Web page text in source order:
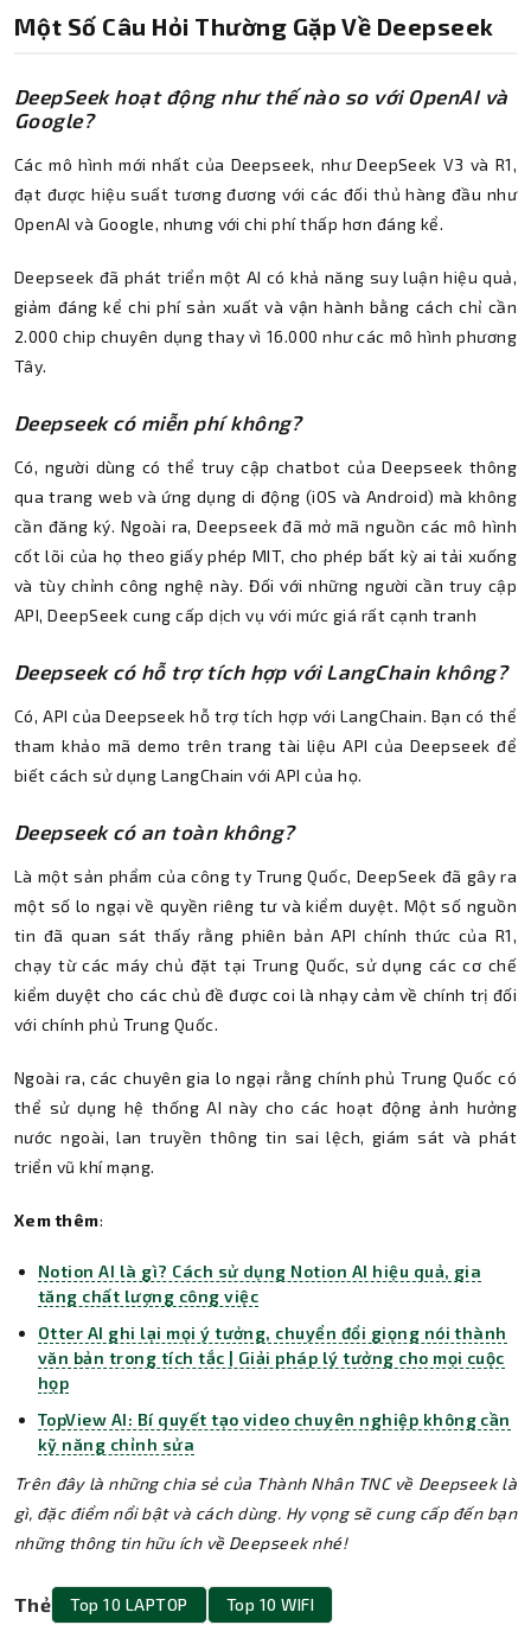
Một Số Câu Hỏi Thường Gặp Về Deepseek
DeepSeek hoạt động như thế nào so với OpenAI và
Google?
Các mô hình mới nhất của Deepseek, như DeepSeek V3 và R1,
đạt được hiệu suất tương đương với các đối thủ hàng đầu như
OpenAI và Google, nhưng với chi phí thấp hơn đáng kể.
Deepseek đã phát triển một AI có khả năng suy luận hiệu quả,
giảm đáng kể chi phí sản xuất và vận hành bằng cách chỉ cần
2.000 chip chuyên dụng thay vì 16.000 như các mô hình phương
Tây.
Deepseek có miễn phí không?
Có, người dùng có thể truy cập chatbot của Deepseek thông
qua trang web và ứng dụng di động (iOS và Android) mà không
cần đăng ký. Ngoài ra, Deepseek đã mở mã nguồn các mô hình
cốt lõi của họ theo giấy phép MIT, cho phép bất kỳ ai tải xuống
và tùy chỉnh công nghệ này. Đối với những người cần truy cập
API, DeepSeek cung cấp dịch vụ với mức giá rất cạnh tranh
Deepseek có hỗ trợ tích hợp với LangChain không?
Có, API của Deepseek hỗ trợ tích hợp với LangChain. Bạn có thể
tham khảo mã demo trên trang tài liệu API của Deepseek để
biết cách sử dụng LangChain với API của họ.
Deepseek có an toàn không?
Là một sản phẩm của công ty Trung Quốc, DeepSeek đã gây ra
một số lo ngại về quyền riêng tư và kiểm duyệt. Một số nguồn
tin đã quan sát thấy rằng phiên bản API chính thức của R1,
chạy từ các máy chủ đặt tại Trung Quốc, sử dụng các cơ chế
kiểm duyệt cho các chủ đề được coi là nhạy cảm về chính trị đối
với chính phủ Trung Quốc.
Ngoài ra, các chuyên gia lo ngại rằng chính phủ Trung Quốc có
thể sử dụng hệ thống AI này cho các hoạt động ảnh hưởng
nước ngoài, lan truyền thông tin sai lệch, giám sát và phát
triển vũ khí mạng.
Xem thêm:
Notion AI là gì? Cách sử dụng Notion AI hiệu quả, gia
tăng chất lượng công việc
Otter AI ghi lại mọi ý tưởng, chuyển đổi giọng nói thành
văn bản trong tích tắc | Giải pháp lý tưởng cho mọi cuộc
họp
TopView AI: Bí quyết tạo video chuyên nghiệp không cần
kỹ năng chỉnh sửa
Trên đây là những chia sẻ của Thành Nhân TNC về Deepseek là
gì, đặc điểm nổi bật và cách dùng. Hy vọng sẽ cung cấp đến bạn
những thông tin hữu ích về Deepseek nhé!
Thẻ Top 10 LAPTOP Top 10 WIFI